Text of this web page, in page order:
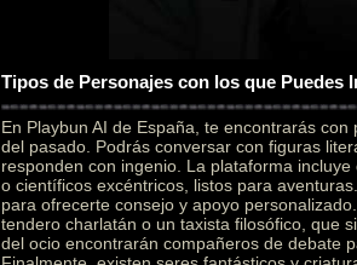
Tipos de Personajes con los que Puedes
En Playbun AI de España, te encontrarás
del pasado. Podrás conversar con figuras
responden con ingenio. La plataforma
o científicos excéntricos, listos para
para ofrecerte consejo y apoyo
tendero charlatán o un taxista filosófico, que
del ocio encontrarán compañeros de debate